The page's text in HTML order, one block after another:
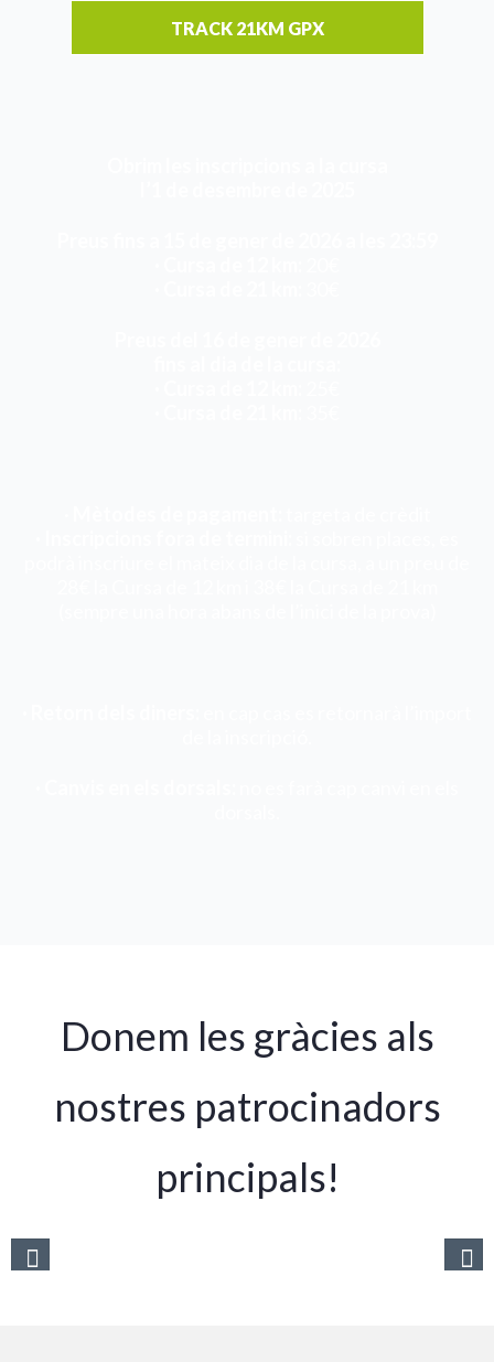
TRACK 21KM GPX
Donem les gràcies als
nostres patrocinadors
principals!